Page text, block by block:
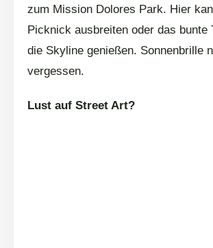
zum Mission Dolores Park. Hier
Picknick ausbreiten oder das bunte
die Skyline genießen. Sonnenbrille
vergessen.
Lust auf Street Art?